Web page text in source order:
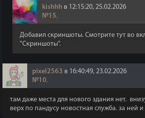
kishhh в 12:15:20, 25.02.2026
№15,
Добавил скриншоты. Смотрите тут во
"Скриншоты".
pixel2563 в 16:40:49, 23.02.2026
№10,
там даже места для нового здания нет.
верх по пандусу новостная служба. за ней и